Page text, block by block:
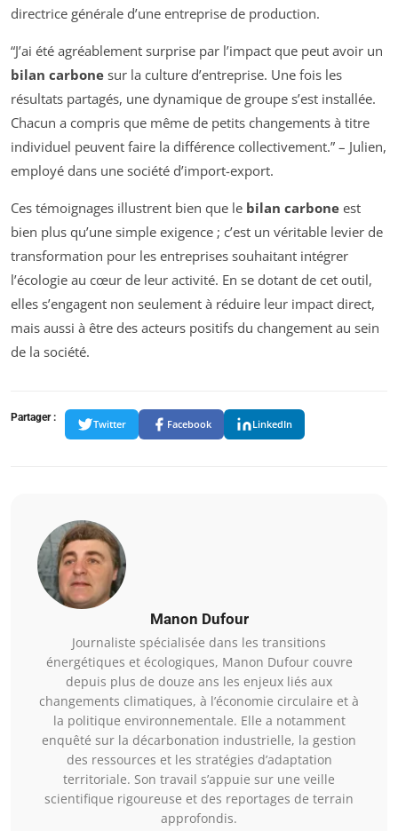
directrice générale d’une entreprise de production.
“J’ai été agréablement surprise par l’impact que peut avoir un
bilan carbone sur la culture d’entreprise. Une fois les
résultats partagés, une dynamique de groupe s’est installée.
Chacun a compris que même de petits changements à titre
individuel peuvent faire la différence collectivement.” – Julien,
employé dans une société d’import-export.
Ces témoignages illustrent bien que le bilan carbone est
bien plus qu’une simple exigence ; c’est un véritable levier de
transformation pour les entreprises souhaitant intégrer
l’écologie au cœur de leur activité. En se dotant de cet outil,
elles s’engagent non seulement à réduire leur impact direct,
mais aussi à être des acteurs positifs du changement au sein
de la société.
Partager :
Twitter Facebook LinkedIn
Manon Dufour
Journaliste spécialisée dans les transitions
énergétiques et écologiques, Manon Dufour couvre
depuis plus de douze ans les enjeux liés aux
changements climatiques, à l’économie circulaire et à
la politique environnementale. Elle a notamment
enquêté sur la décarbonation industrielle, la gestion
des ressources et les stratégies d’adaptation
territoriale. Son travail s’appuie sur une veille
scientifique rigoureuse et des reportages de terrain
approfondis.